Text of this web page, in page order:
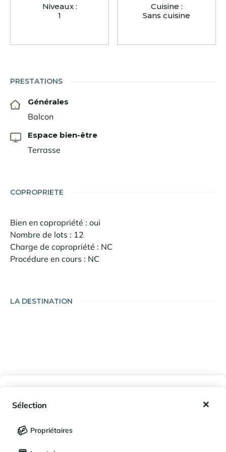
Sélection
Propriétaires
Niveaux :
1
Cuisine :
Sans cuisine
PRESTATIONS
Générales
Balcon
Espace bien-être
Terrasse
COPROPRIETE
Bien en copropriété : oui
Nombre de lots : 12
Charge de copropriété : NC
Procédure en cours : NC
LA DESTINATION